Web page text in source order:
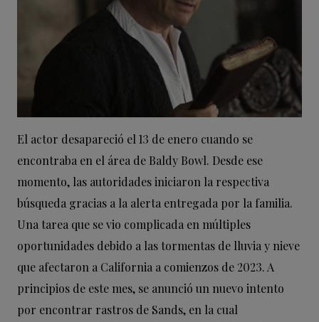
El actor desapareció el 13 de enero cuando se
encontraba en el área de Baldy Bowl. Desde ese
momento, las autoridades iniciaron la respectiva
búsqueda gracias a la alerta entregada por la familia.
Una tarea que se vio complicada en múltiples
oportunidades debido a las tormentas de lluvia y nieve
que afectaron a California a comienzos de 2023. A
principios de este mes, se anunció un nuevo intento
por encontrar rastros de Sands, en la cual